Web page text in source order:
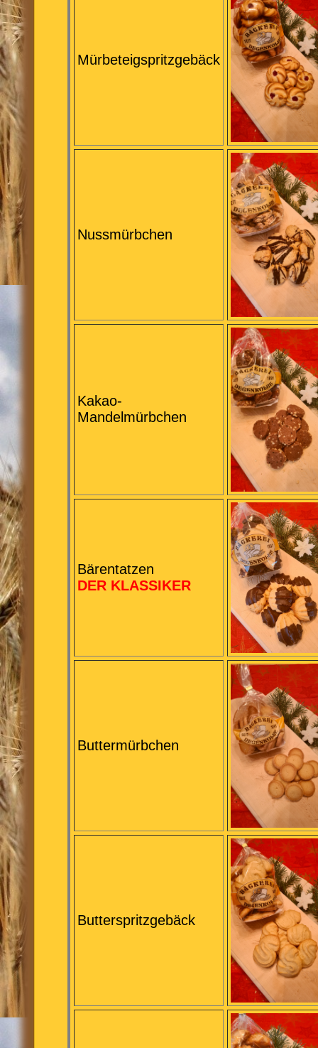
Mürbeteigspritzgebäck
Nussmürbchen
Kakao-
Mandelmürbchen
Bärentatzen
DER KLASSIKER
Buttermürbchen
Butterspritzgebäck